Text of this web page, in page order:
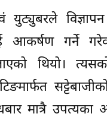
विज्ञापन
आकर्षण गर्ने
थियो।
मात्रै उपत्यका